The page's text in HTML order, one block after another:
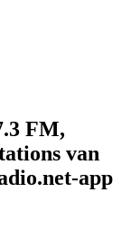
FM,
van
app